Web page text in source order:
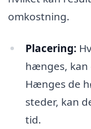
omkostning.
Placering:
hænges, kan
Hænges de
steder, kan
tid.